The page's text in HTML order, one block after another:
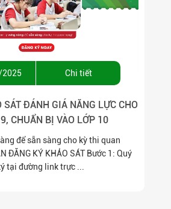
Chi tiết
SÁT ĐÁNH GIÁ NĂNG LỰC CHO
CHUẨN BỊ VÀO LỚP 10
để sẵn sàng cho kỳ thi quan
ĐĂNG KÝ KHẢO SÁT Bước 1: Quý
tại đường link trực ...